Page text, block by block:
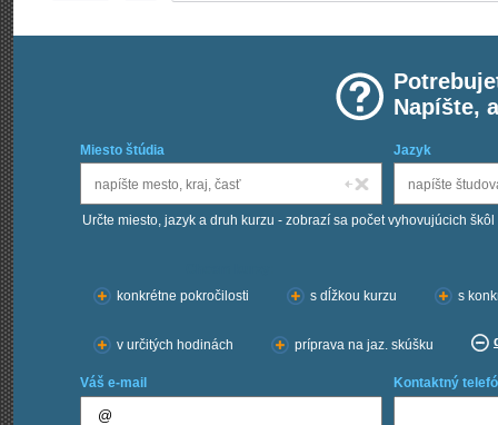
Napíšte,
Miesto štúdia Jazyk
Určte miesto, jazyk a druh kurzu - zobrazí sa počet vyhovujúcich škôl
konkrétne pokročilosti
s dĺžkou kurzu s
v určitých hodinách príprava na jaz. skúšku
Váš e-mail Kontaktný